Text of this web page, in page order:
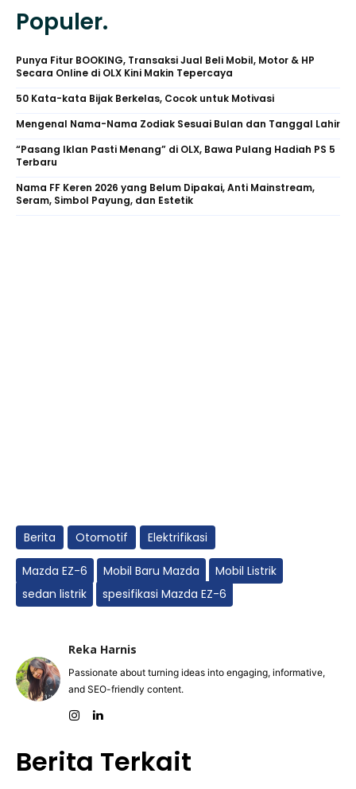
Populer.
Punya Fitur BOOKING, Transaksi Jual Beli Mobil, Motor & HP
Secara Online di OLX Kini Makin Tepercaya
50 Kata-kata Bijak Berkelas, Cocok untuk Motivasi
Mengenal Nama-Nama Zodiak Sesuai Bulan dan Tanggal Lahir
“Pasang Iklan Pasti Menang” di OLX, Bawa Pulang Hadiah PS 5
Terbaru
Nama FF Keren 2026 yang Belum Dipakai, Anti Mainstream,
Seram, Simbol Payung, dan Estetik
Berita Otomotif Elektrifikasi
Mazda EZ-6 Mobil Baru Mazda
Mobil Listrik
sedan listrik
spesifikasi Mazda EZ-6
Reka Harnis
Passionate about turning ideas into engaging, informative,
and SEO-friendly content.
Berita Terkait